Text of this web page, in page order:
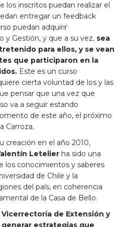
los inscritos puedan realizar el
entregar un feedback
puedan adquirir
y Gestión, y que a su vez, sea
para ellos, y se vean
que participaron en la
Este es un curso
cierta voluntad de los y las
pensar que una vez que
va a seguir estando
de este año, el próximo
Carroza.
creación en el año 2010,
Letelier ha sido una
los conocimientos y saberes
de Chile y la
del país, en coherencia
de la Casa de Bello.
Vicerrectoría de Extensión y
estrategias que